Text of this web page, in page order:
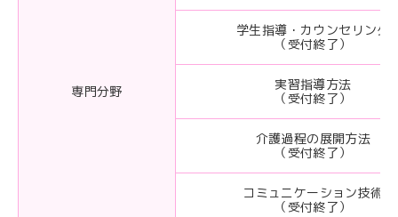
専門分野
学生指導・カウンセリング
（受付終了）
実習指導方法
（受付終了）
介護過程の展開方法
（受付終了）
コミュニケーション技術
（受付終了）